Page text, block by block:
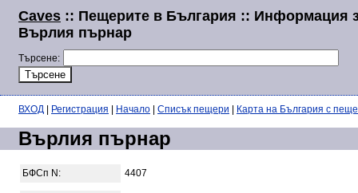
Caves :: Пещерите в България :: Информация
Върлия пърнар
Търсене:
ВХОД Регистрация Начало Списък пещери Карта на България с
Върлия пърнар
БФСп N: 4407